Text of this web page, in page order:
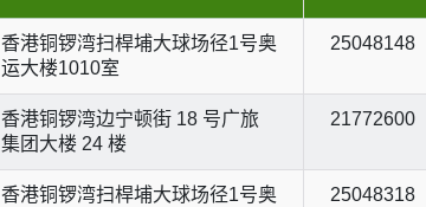
香港铜锣湾扫桿埔大球场径1号奥
运大楼1010室
25048148
香港铜锣湾边宁顿街 18 号广旅
集团大楼 24 楼
21772600
香港铜锣湾扫桿埔大球场径1号奥
25048318